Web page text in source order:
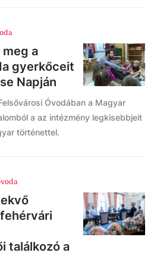
a
gyerkőceit
Napján
Óvodában a Magyar
a az intézmény legkisebbjeit
történettel.
találkozó a